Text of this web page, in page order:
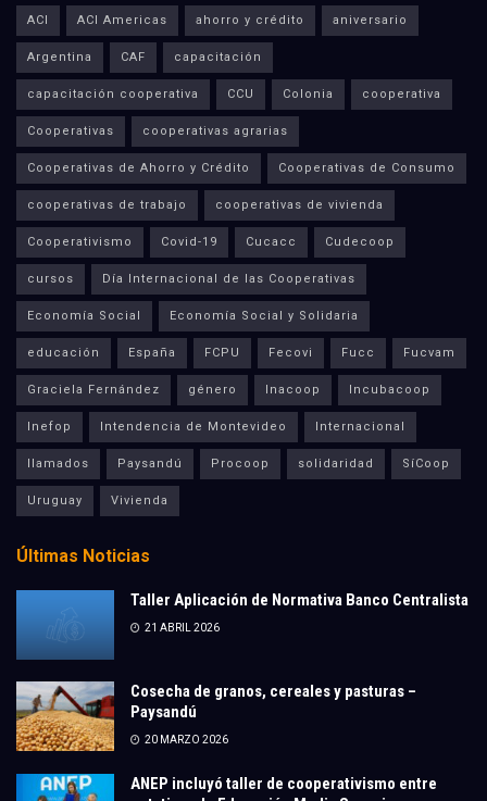
ACI ACI Americas ahorro y crédito aniversario
Argentina CAF capacitación
capacitación cooperativa CCU Colonia cooperativa
Cooperativas cooperativas agrarias
Cooperativas de Ahorro y Crédito Cooperativas de Consumo
cooperativas de trabajo cooperativas de vivienda
Cooperativismo Covid-19 Cucacc Cudecoop
cursos Día Internacional de las Cooperativas
Economía Social Economía Social y Solidaria
educación España FCPU Fecovi Fucc Fucvam
Graciela Fernández género Inacoop Incubacoop
Inefop Intendencia de Montevideo Internacional
llamados Paysandú Procoop solidaridad SíCoop
Uruguay Vivienda
Últimas Noticias
Taller Aplicación de Normativa Banco Centralista
21 ABRIL 2026
Cosecha de granos, cereales y pasturas –
Paysandú
20 MARZO 2026
ANEP incluyó taller de cooperativismo entre